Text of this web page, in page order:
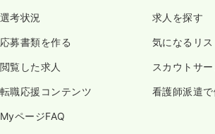
選考状況 求人を探す
応募書類を作る 気になるリス
閲覧した求人 スカウトサー
転職応援コンテンツ 看護師派遣で
MyページFAQ